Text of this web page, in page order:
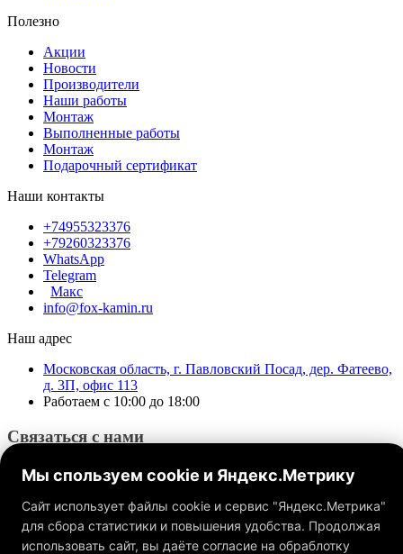
Полезно
Акции
Новости
Производители
Наши работы
Монтаж
Выполненные работы
Монтаж
Подарочный сертификат
Наши контакты
+74955323376
+79260323376
WhatsApp
Telegram
Макс
info@fox-kamin.ru
Наш адрес
Московская область, г. Павловский Посад, дер. Фатеево,
д. 3П, офис 113
Работаем с 10:00 до 18:00
Связаться с нами
Обращаем ваше внимание на то, что данный интернет-сайт, а
Мы спользуем cookie и Яндекс.Метрику
Сайт использует файлы cookie и сервис "Яндекс.Метрика"
для сбора статистики и повышения удобства. Продолжая
использовать сайт, вы даёте согласие на обраблотку